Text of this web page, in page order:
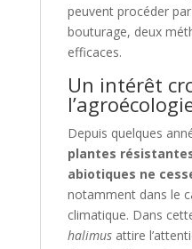
peuvent procéder
bouturage, deux
efficaces.
Un intérêt
Depuis quelques
plantes
abiotiques ne
notamment dans le
climatique. Dans
halimusattire